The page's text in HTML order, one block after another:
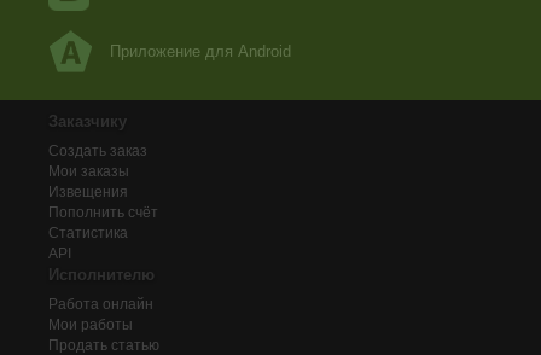
Приложение для Android
Заказчику
Создать заказ
Мои заказы
Извещения
Пополнить счёт
Статистика
API
Исполнителю
Работа онлайн
Мои работы
Продать статью